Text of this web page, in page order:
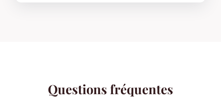
Questions fréquentes